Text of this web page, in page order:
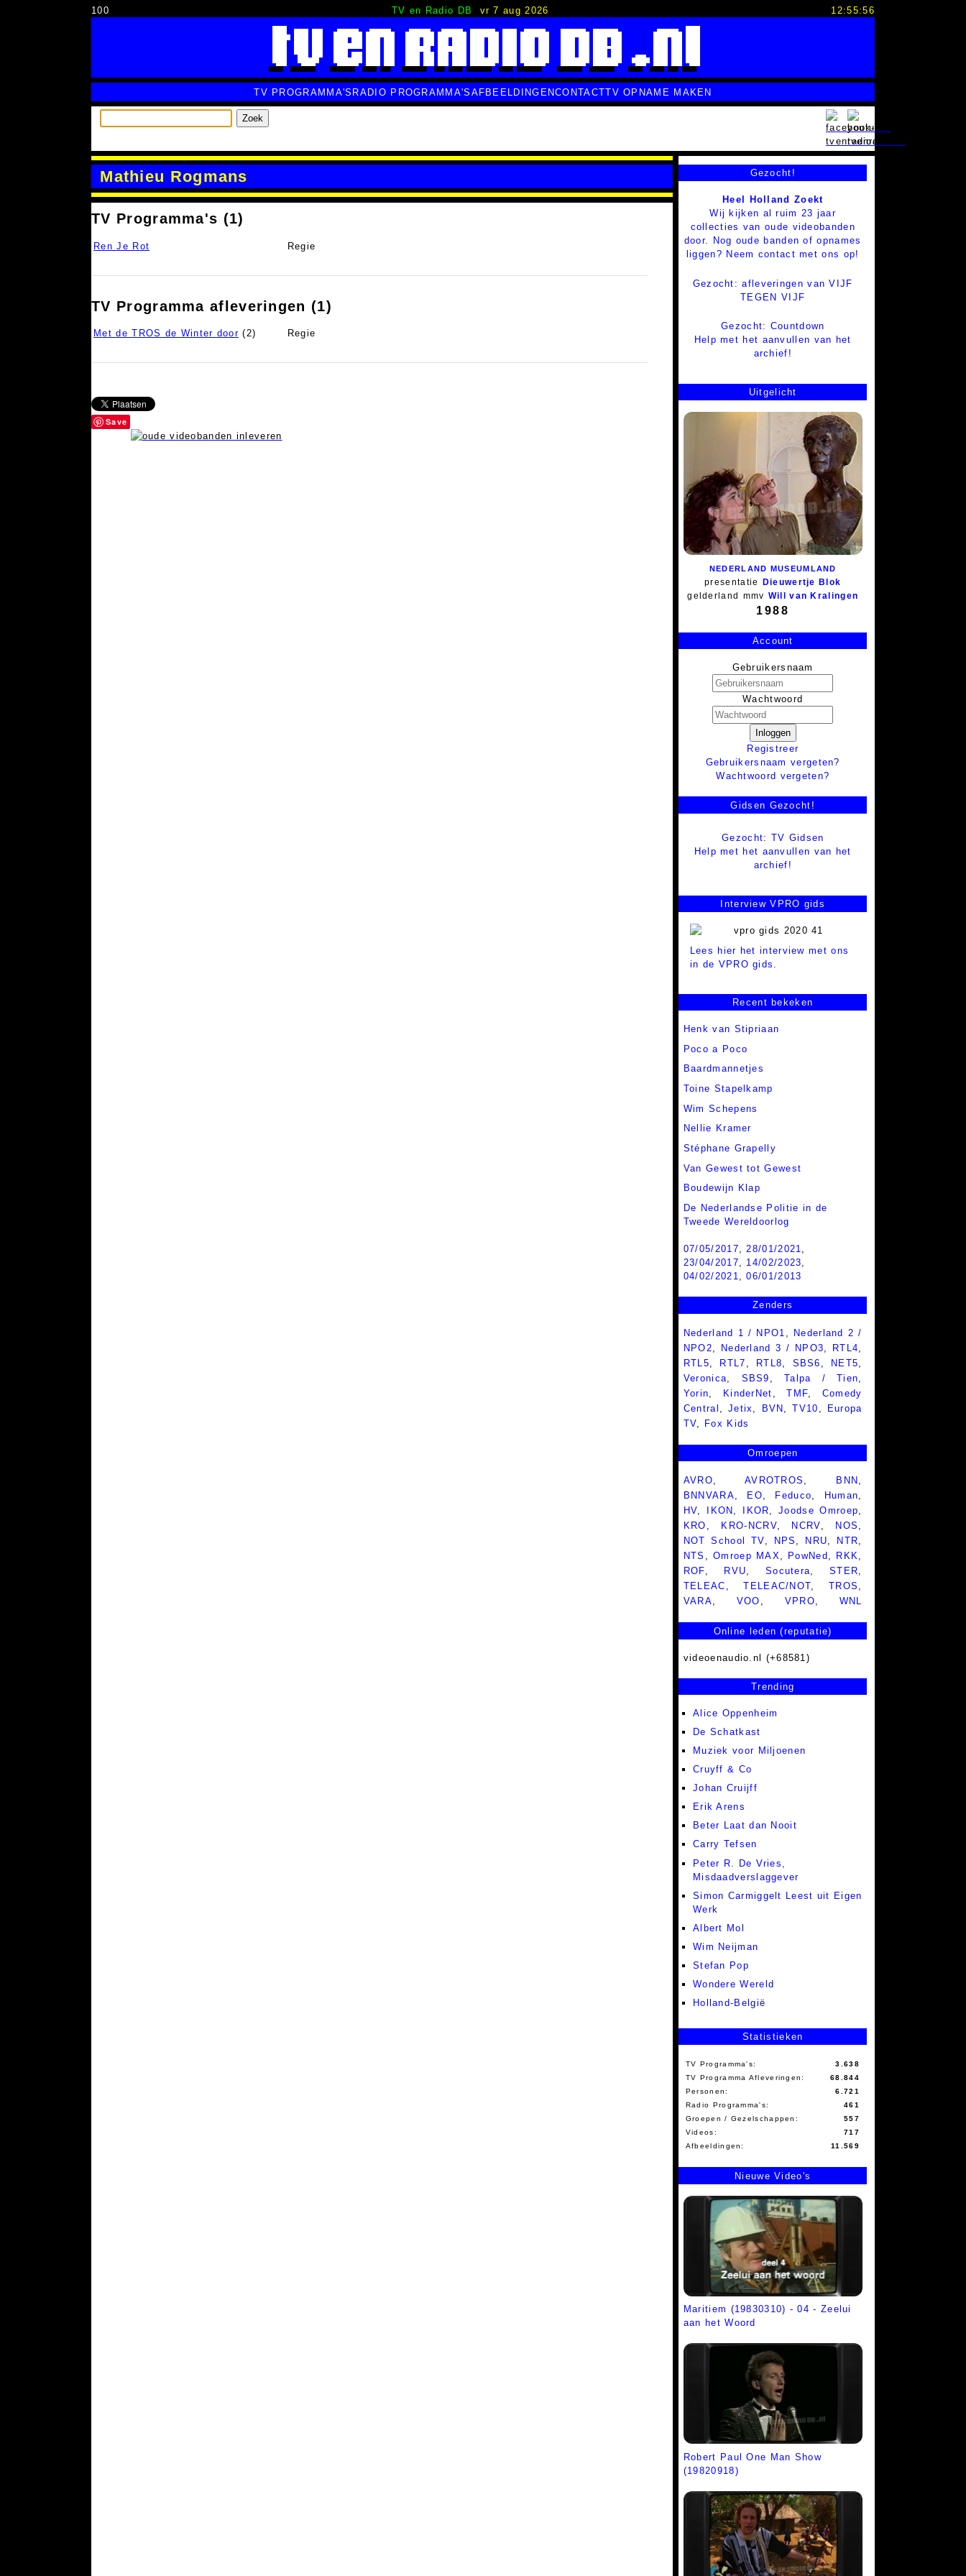
100 TV en Radio DB vr 7 aug 2026 12:55:57
TV PROGRAMMA'S RADIO PROGRAMMA'S AFBEELDINGENCONTACTTV OPNAME MAKEN
Zoek
Mathieu Rogmans
TV Programma's (1)
Ren Je Rot Regie
TV Programma afleveringen (1)
Met de TROS de Winter door(2) Regie
Save
Gezocht!
Heel Holland Zoekt
Wij kijken al ruim 23 jaar
collecties van oude videobanden
door. Nog oude banden of opnames
liggen? Neem contact met ons op!
Gezocht: afleveringen van VIJF
TEGEN VIJF
Gezocht: Countdown
Help met het aanvullen van het
archief!
Uitgelicht
NEDERLAND MUSEUMLAND
presentatie Dieuwertje Blok
gelderland mmv Will van Kralingen
1988
Account
Gebruikersnaam
Wachtwoord
Inloggen
Registreer
Gebruikersnaam vergeten?
Wachtwoord vergeten?
Gidsen Gezocht!
Gezocht: TV Gidsen
Help met het aanvullen van het
archief!
Interview VPRO gids
Lees hier het interview met ons
in de VPRO gids.
Recent bekeken
Henk van Stipriaan
Poco a Poco
Baardmannetjes
Toine Stapelkamp
Wim Schepens
Nellie Kramer
Stéphane Grapelly
Van Gewest tot Gewest
Boudewijn Klap
De Nederlandse Politie in de
Tweede Wereldoorlog
07/05/2017,28/01/2021,
23/04/2017, 14/02/2023,
04/02/2021,06/01/2013
Zenders
Nederland 1 / NPO1
Nederland 2 /
NPO2
Nederland 3 / NPO3 RTL4
RTL5
RTL7 RTL8 SBS6 NET5
Veronica
SBS9 ,Talpa / Tien
Yorin
KinderNet ,TMF
Comedy
Central
Jetix BVN ,TV10
Europa
TV
Fox Kids
Omroepen
AVRO, AVROTROS , BNN ,
BNNVARA, EO, Feduco, Human,
HV, IKON , IKOR,Joodse Omroep,
KRO , KRO-NCRV, NCRV, NOS ,
NOT School TV, NPS , NRU, NTR,
NTS ,Omroep MAX, PowNed , RKK,
ROF, RVU, Socutera,STER,
TELEAC ,TELEAC/NOT,TROS ,
VARA, VOO , VPRO, WNL
Online leden (reputatie)
videoenaudio.nl (+68581)
Trending
Alice Oppenheim
De Schatkast
Muziek voor Miljoenen
Cruyff & Co
Johan Cruijff
Erik Arens
Beter Laat dan Nooit
Carry Tefsen
Peter R. De Vries,
Misdaadverslaggever
Simon Carmiggelt Leest uit Eigen
Werk
Albert Mol
Wim Neijman
Stefan Pop
Wondere Wereld
Holland-België
Statistieken
TV Programma's:
3.638
TV Programma Afleveringen:
68.844
Personen:
6.721
Radio Programma's:
461
Groepen / Gezelschappen:
557
Videos:
717
Afbeeldingen:
11.569
Nieuwe Video's
Maritiem (19830310) - 04 - Zeelui
aan het Woord
Robert Paul One Man Show
(19820918)